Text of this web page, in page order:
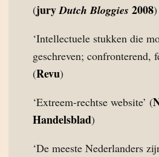
(juryDutch Bloggies 2008)
‘Intellectuele stukken die
geschreven; confronterend,
(Revu)
‘Extreem-rechtse website’ (
Handelsblad)
‘De meeste Nederlanders